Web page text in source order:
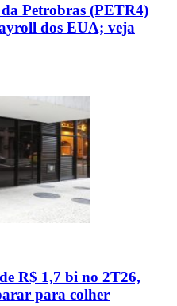
Petrobras (PETR4)
dos EUA; veja
R$ 1,7 bi no 2T26,
para colher